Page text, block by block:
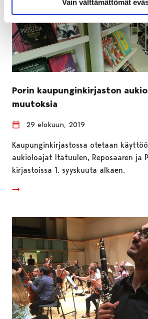
Vain välttämättömät
Porin kaupunginkirjaston
muutoksia
29 elokuun, 2019
Kaupunginkirjastossa otetaan
aukioloajat Itätuulen, Reposaaren ja
kirjastoissa 1. syyskuuta alkaen.